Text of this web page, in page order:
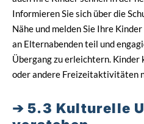
Informieren Sie sich über die
Nähe und melden Sie Ihre
an Elternabenden teil und
Übergang zu erleichtern. Kinder
oder andere Freizeitaktivitäten
5.3 Kulturelle